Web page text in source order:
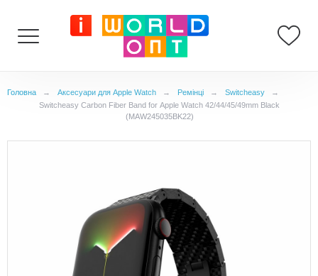
Головна → Аксесуари для Apple Watch → Ремінці → Switcheasy
→
Switcheasy Carbon Fiber Band for Apple Watch 42/44/45/49mm Black
(MAW245035BK22)